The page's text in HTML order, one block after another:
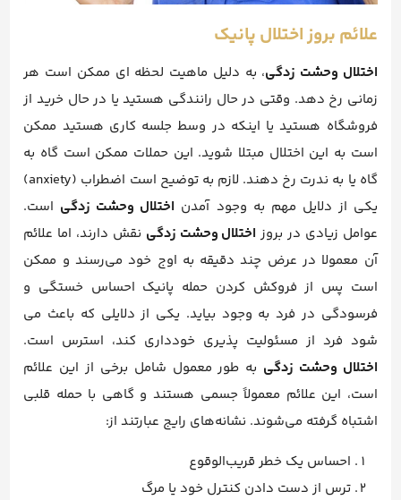
علائم بروز اختلال پانیک
اختلال وحشت زدگی، به دلیل ماهیت لحظه ای ممکن است هر
زمانی رخ دهد. وقتی در حال رانندگی هستید یا در حال خرید از
فروشگاه هستید یا اینکه در وسط جلسه کاری هستید ممکن
است به این اختلال مبتلا شوید. این حملات ممکن است گاه به
گاه یا به ندرت رخ دهند. لازم به توضیح است اضطراب (anxiety)
یکی از دلایل مهم به وجود آمدن اختلال وحشت زدگی است.
عوامل زیادی در بروز اختلال وحشت زدگی نقش دارند، اما علائم
آن معمولا در عرض چند دقیقه به اوج خود می‌رسند و ممکن
است پس از فروکش کردن حمله پانیک احساس خستگی و
فرسودگی در فرد به وجود بیاید. یکی از دلایلی که باعث می
شود فرد از مسئولیت پذیری خودداری کند، استرس است.
اختلال وحشت زدگی به طور معمول شامل برخی از این علائم
است، این علائم معمولاً جسمی هستند و گاهی با حمله قلبی
اشتباه گرفته می‌شوند. نشانه‌های رایج عبارتند از:
احساس یک خطر قریب‌الوقوع
ترس از دست دادن کنترل خود یا مرگ